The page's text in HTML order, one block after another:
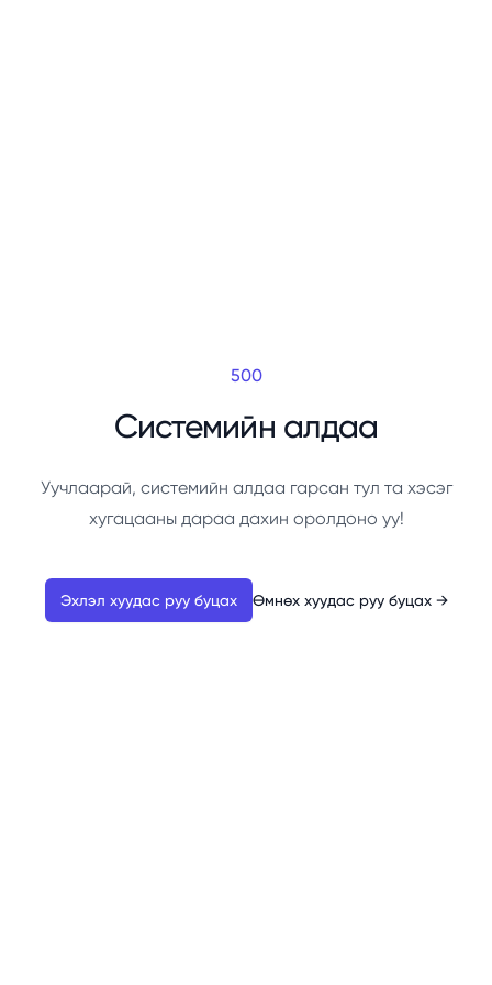
500
Системийн алдаа
Уучлаарай, системийн алдаа гарсан тул та хэсэг
хугацааны дараа дахин оролдоно уу!
Эхлэл хуудас руу буцах Өмнөх хуудас руу буцах →